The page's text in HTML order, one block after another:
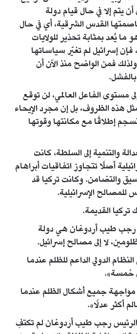
يتم إلا في حال قيام دولة
القدس الشرقية، أي في حال
ما يُعد بمثابة تحذير للولايات
فإن إسرائيل لم تغيّر سياساتها
فمن الواضح منذ الآن أن
مستوى الفاعل العالمي، لن توقع
هذه الظروف، بل إن مجرد الإيحاء
إطلاقًا مع مكانتها وقوتها
والتنمية إلى السلطة، كانت
أصلًا تتجاوز اتفاقيات أبراهام
والتضامن. وكانت تركيا قد
للمصالح الإسرائيلية.
تركيا القديمة.
رجب طيب أردوغان هي دولة
لا إلى مصالح إسرائيل.
الدولي الداعم للظلم عندما
خمسة».
جميع أشكال الظلم عندما
أكثر عدلًا».
الرئيس رجب طيب أردوغان لم تكتفِ